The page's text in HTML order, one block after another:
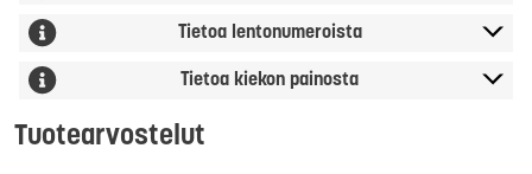
Tietoa lentonumeroista
Tietoa kiekon painosta
Tuotearvostelut